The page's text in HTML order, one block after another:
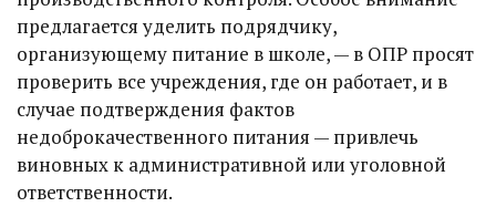
предлагается уделить подрядчику,
организующему питание в школе, — в ОПР просят
проверить все учреждения, где он работает, и в
случае подтверждения фактов
недоброкачественного питания — привлечь
виновных к административной или уголовной
ответственности.